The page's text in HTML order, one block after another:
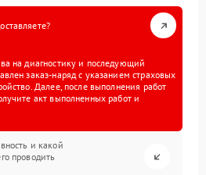
на диагностику и последующий
заказ-наряд с указанием страховых
Далее, после выполнения работ
акт выполненных работ и
и какой
проводить